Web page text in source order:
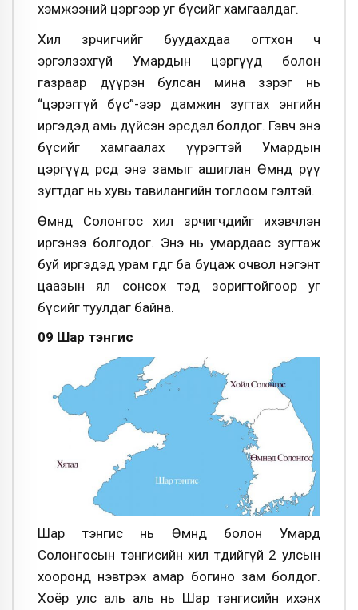
хэмжээний цэргээр уг бүсийг хамгаалдаг.
Хил зөрчигчийг буудахдаа огтхон ч
эргэлзэхгүй Умардын цэргүүд болон
газраар дүүрэн булсан мина зэрэг нь
“цэрэггүй бүс”-ээр дамжин зугтах энгийн
иргэдэд амь дүйсэн эрсдэл болдог. Гэвч энэ
бүсийг хамгаалах үүрэгтэй Умардын
цэргүүд өөрсдөө энэ замыг ашиглан Өмнөд рүү
зугтдаг нь хувь тавилангийн тоглоом гэлтэй.
Өмнөд Солонгос хил зөрчигчдийг ихэвчлэн
иргэнээ болгодог. Энэ нь умардаас зугтаж
буй иргэдэд урам өгдөг ба буцаж очвол нэгэнт
цаазын ял сонсох тэд зоригтойгоор уг
бүсийг туулдаг байна.
09 Шар тэнгис
Шар тэнгис нь Өмнөд болон Умард
Солонгосын тэнгисийн хил төдийгүй 2 улсын
хооронд нэвтрэх амар богино зам болдог.
Хоёр улс аль аль нь Шар тэнгисийн ихэнх